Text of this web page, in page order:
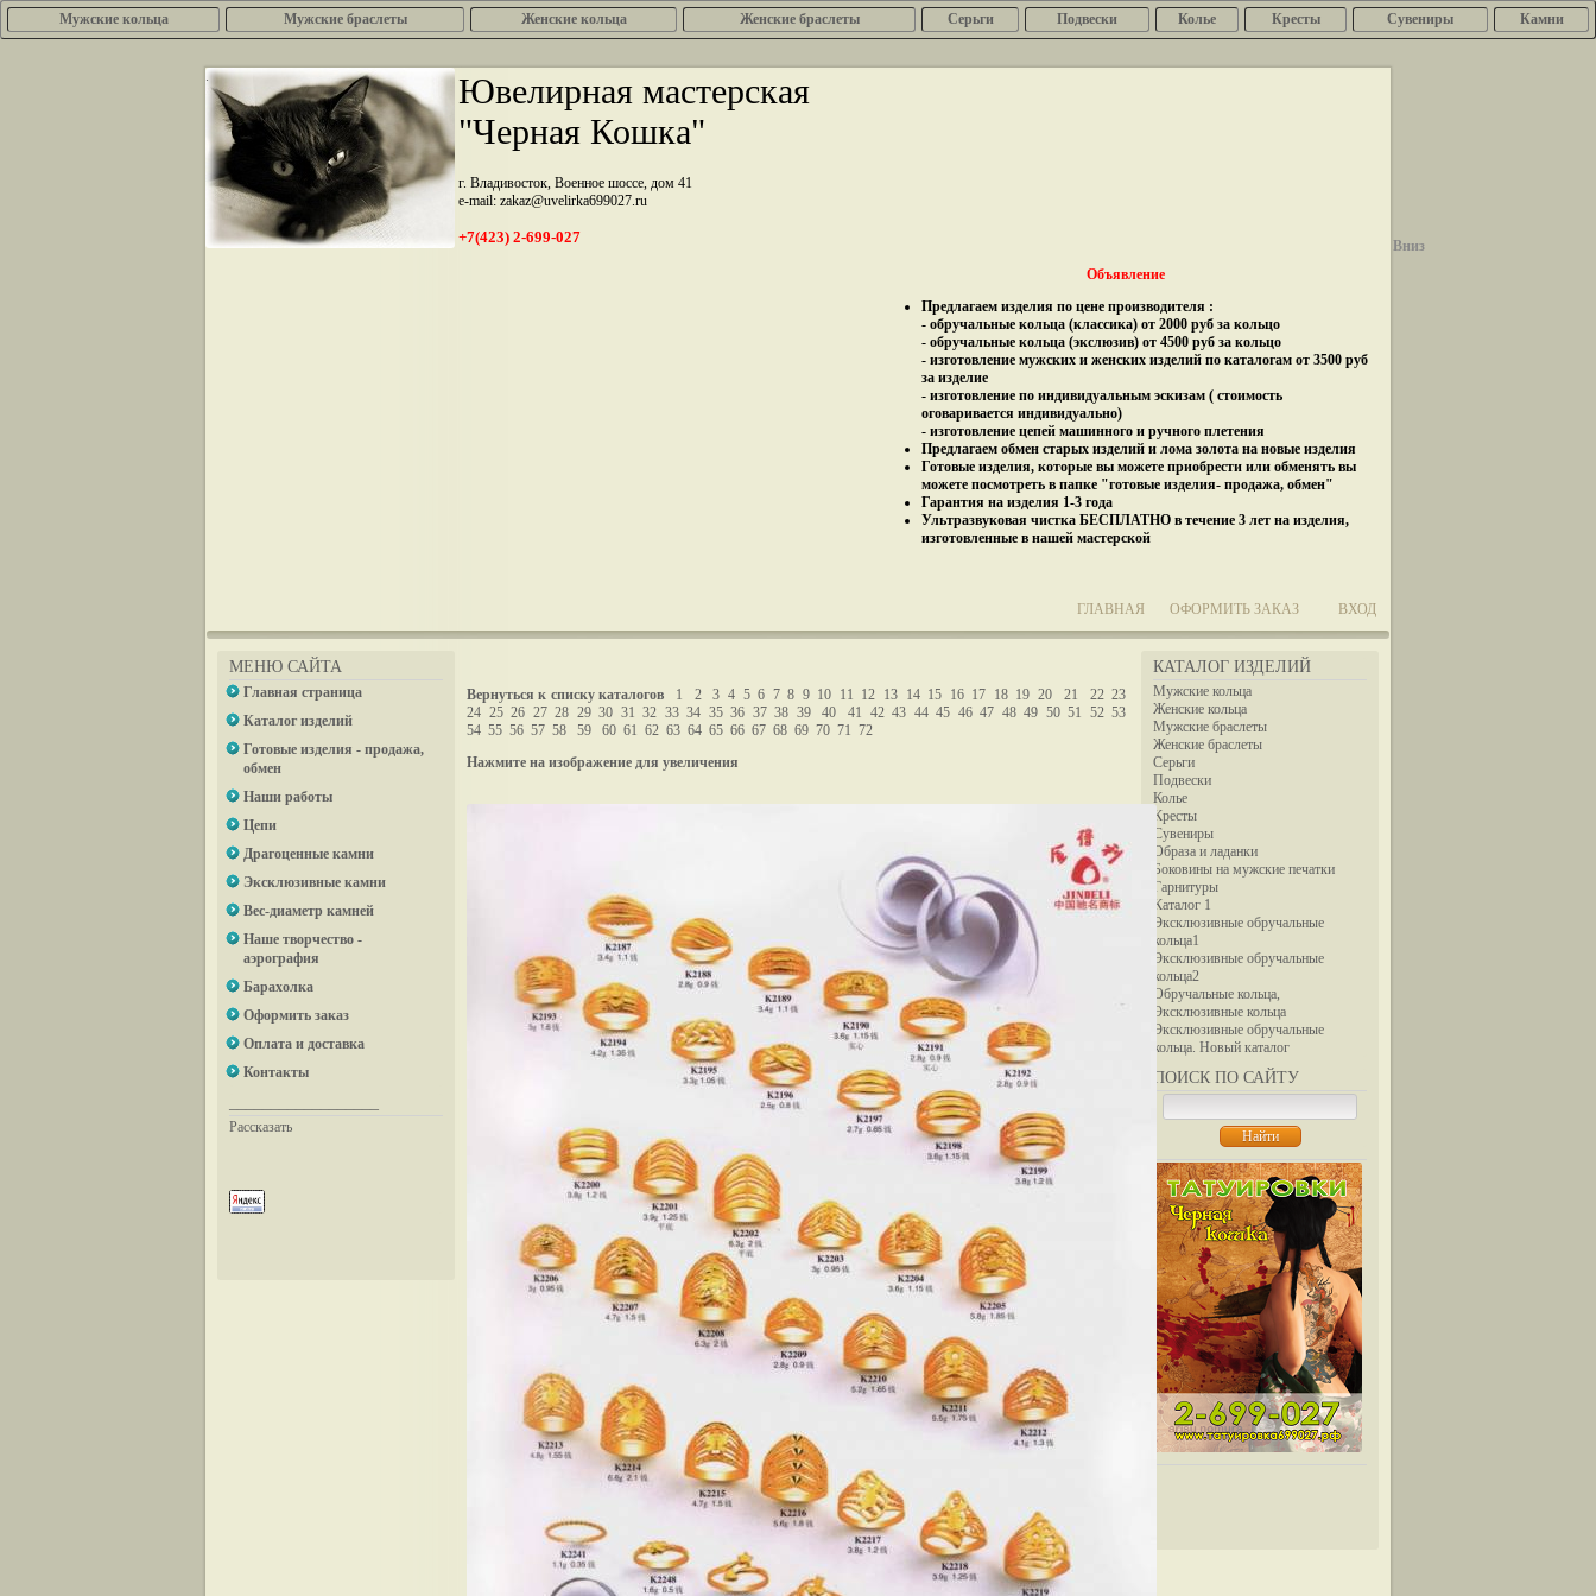
Мужские кольца Мужские браслеты Женcкие кольца Женские браслеты Серьги Подвески Колье Кресты Сувениры Камни
.
Ювелирная мастерская
"Черная Кошка"
г. Владивосток, Военное шоссе, дом 41
e-mail: zakaz@uvelirka699027.ru
+7(423) 2-699-027
Объявление
Предлагаем изделия по цене производителя :
- обручальные кольца (классика) от 2000 руб за кольцо
- обручальные кольца (экслюзив) от 4500 руб за кольцо
- изготовление мужских и женских изделий по каталогам от 3500 руб
за изделие
- изготовление по индивидуальным эскизам ( стоимость
оговаривается индивидуально)
- изготовление цепей машинного и ручного плетения
Предлагаем обмен старых изделий и лома золота на новые изделия
Готовые изделия, которые вы можете приобрести или обменять вы
можете посмотреть в папке "готовые изделия- продажа, обмен"
Гарантия на изделия 1-3 года
Ультразвуковая чистка БЕСПЛАТНО в течение 3 лет на изделия,
изготовленные в нашей мастерской
ГЛАВНАЯ ОФОРМИТЬ ЗАКАЗ ВХОД
МЕНЮ САЙТА
Главная страница
Каталог изделий
Готовые изделия - продажа,
обмен
Наши работы
Цепи
Драгоценные камни
Эксклюзивные камни
Вес-диаметр камней
Наше творчество -
аэрография
Барахолка
Оформить заказ
Оплата и доставка
Контакты
Рассказать
КАТАЛОГ ИЗДЕЛИЙ
Мужские кольца
Женские кольца
Мужские браслеты
Женские браслеты
Серьги
Подвески
Колье
Кресты
Сувениры
Образа и ладанки
Боковины на мужские печатки
Гарнитуры
Каталог 1
Эксклюзивные обручальные
кольца1
Эксклюзивные обручальные
кольца2
Обручальные кольца,
Эксклюзивные кольца
Эксклюзивные обручальные
кольца. Новый каталог
ПОИСК ПО САЙТУ
Вернуться к списку каталогов 1 2 3 4 5 6 7 8 9 10 11 12 13 14 15 16 17 18 19 20 21 22 23
24 25 26 27 28 29 30 31 32 33 34 35 36 37 38 39 40 41 42 43 44 45 46 47 48 49 50 51 52 53
54 55 56 57 58 59 60 61 62 63 64 65 66 67 68 69 70 71 72
Нажмите на изображение для увеличения
Вниз